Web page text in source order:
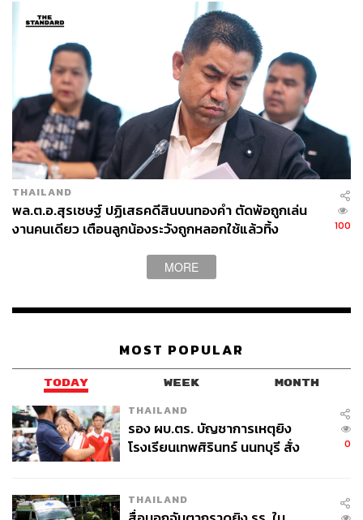
THAILAND
พล.ต.อ.สุรเชษฐ์ ปฏิเสธคดีสินบนทองคำ ตัดพ้อถูกเล่น
งานคนเดียว เตือนลูกน้องระวังถูกหลอกใช้แล้วทิ้ง
100
MORE
MOST POPULAR
TODAY WEEK MONTH
THAILAND
รอง ผบ.ตร. บัญชาการเหตุยิง
โรงเรียนเทพศิรินทร์ นนทบุรี สั่ง
0
THAILAND